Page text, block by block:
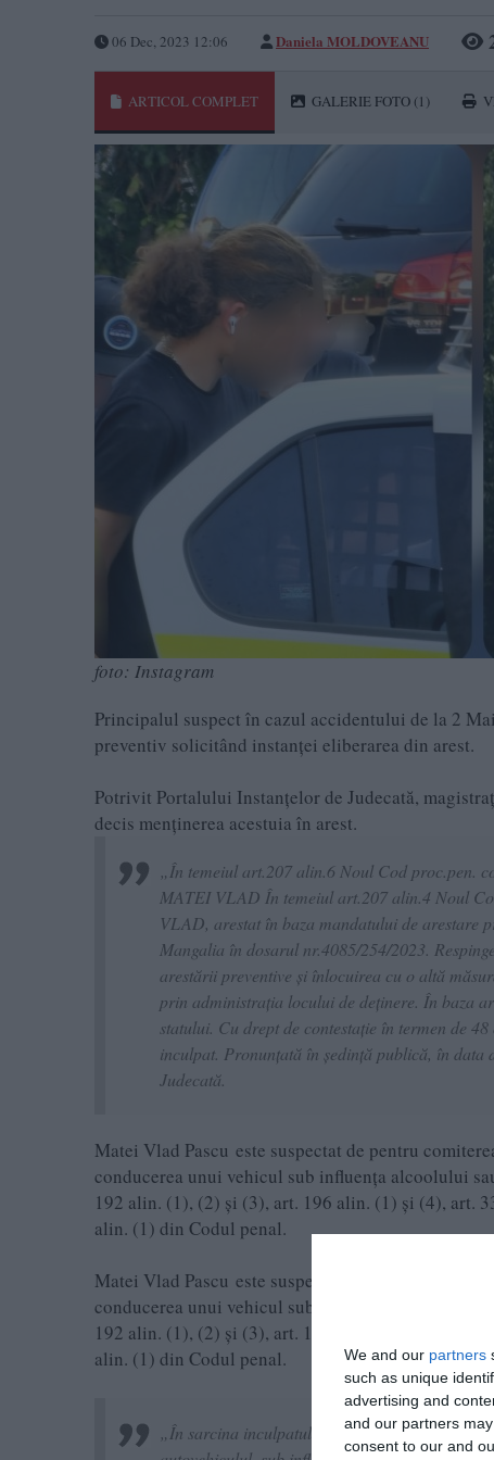
We and our partners
such as unique
advertising and
and our partners
consent to our and
06 Dec, 2023 12:06 Daniela MOLDOVEANU
ARTICOL COMPLET GALERIE FOTO (1)
foto: Instagram
Principalul suspect în cazul accidentului de la 2
preventiv solicitând instanței eliberarea din arest.
Potrivit Portalului Instanțelor de Judecată,
decis menținerea acestuia în arest.
„În temeiul art.207 alin.6 Noul Cod proc.pen.
MATEI VLAD În temeiul art.207 alin.4 Noul
VLAD, arestat în baza mandatului de arestare
Mangalia în dosarul nr.4085/254/2023.
arestării preventive şi înlocuirea cu o altă
prin administraţia locului de deţinere. În baza
statului. Cu drept de contestaţie în termen de
inculpat. Pronunţată în şedinţă publică, în
Judecată.
Matei Vlad Pascu este suspectat de pentru
conducerea unui vehicul sub influenţa alcoolului
192 alin. (1), (2) şi (3), art. 196 alin. (1) şi (4), art.
alin. (1) din Codul penal.
Matei Vlad Pascu este suspectat de pentru
conducerea unui vehicul sub influenţa alcoolului
192 alin. (1), (2) şi (3), art. 196 alin. (1) şi (4), art.
alin. (1) din Codul penal.
„În sarcina inculpatului, s-a reţinut că, în